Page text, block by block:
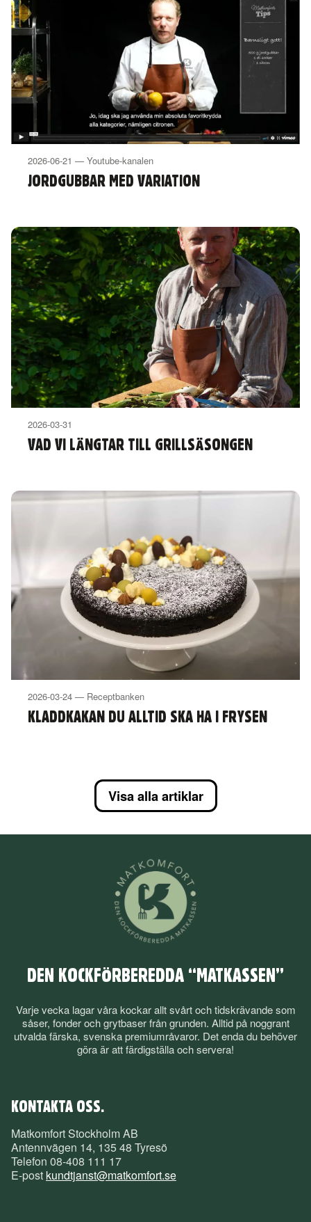
2026-06-21 — Youtube-kanalen
JORDGUBBAR MED VARIATION
2026-03-31
VAD VI LÄNGTAR TILL GRILLSÄSONGEN
2026-03-24 — Receptbanken
KLADDKAKAN DU ALLTID SKA HA I FRYSEN
Visa alla artiklar
DEN KOCKFÖRBEREDDA “MATKASSEN”
Varje vecka lagar våra kockar allt svårt och tidskrävande som
såser, fonder och grytbaser från grunden. Alltid på noggrant
utvalda färska, svenska premiumråvaror. Det enda du behöver
göra är att färdigställa och servera!
KONTAKTA OSS.
Matkomfort Stockholm AB
Antennvägen 14, 135 48 Tyresö
Telefon 08-408 111 17
E-post kundtjanst@matkomfort.se